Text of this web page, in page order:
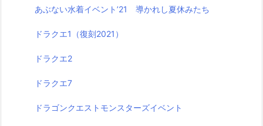
あぶない水着イベント’21 導かれし夏休みたち
ドラクエ1（復刻2021）
ドラクエ2
ドラクエ7
ドラゴンクエストモンスターズイベント